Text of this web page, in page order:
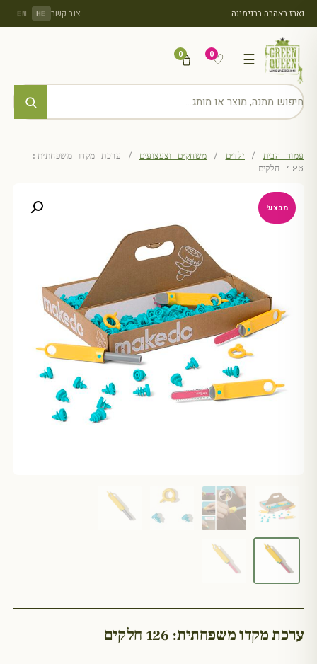
נארז באהבה בבנימינה צור קשר HE
EN
☰
♡
0
0
עמוד הבית / ילדים / משחקים וצעצועים / ערכת מקדו משפחתית:
126 חלקים
מבצע!
ערכת מקדו משפחתית: 126 חלקים